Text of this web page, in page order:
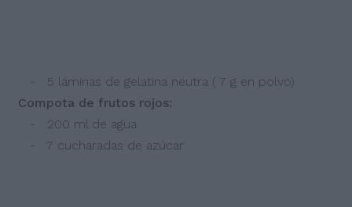
- 5 láminas de gelatina neutra ( 7 g en polvo)
Compota de frutos rojos:
- 200 ml de agua
- 7 cucharadas de azúcar